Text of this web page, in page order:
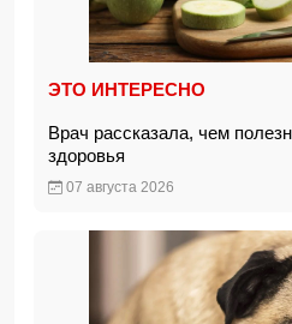
ЭТО ИНТЕРЕСНО
Врач рассказала, чем
здоровья
07 августа 2026